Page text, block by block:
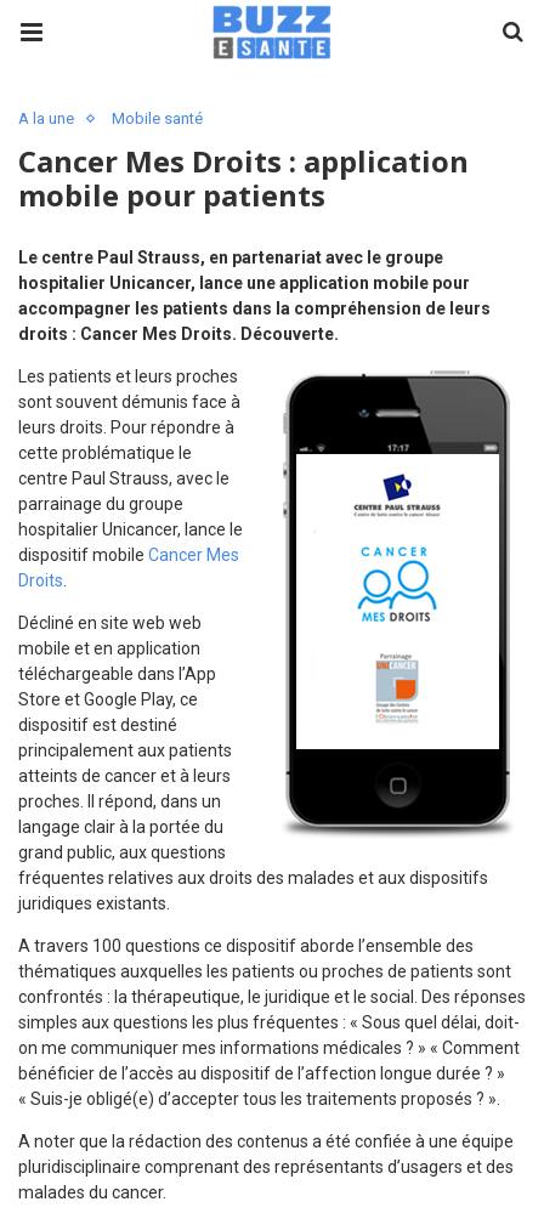
A la une Mobile santé
Cancer Mes Droits : application
mobile pour patients
Le centre Paul Strauss, en partenariat avec le groupe
hospitalier Unicancer, lance une application mobile pour
accompagner les patients dans la compréhension de leurs
droits : Cancer Mes Droits. Découverte.
Les patients et leurs proches
sont souvent démunis face à
leurs droits. Pour répondre à
cette problématique le
centre Paul Strauss, avec le
parrainage du groupe
hospitalier Unicancer, lance le
dispositif mobile Cancer Mes
Droits
Décliné en site web web
mobile et en application
téléchargeable dans l’App
Store et Google Play, ce
dispositif est destiné
principalement aux patients
atteints de cancer et à leurs
proches. Il répond, dans un
langage clair à la portée du
grand public, aux questions
fréquentes relatives aux droits des malades et aux dispositifs
juridiques existants.
A travers 100 questions ce dispositif aborde l’ensemble des
thématiques auxquelles les patients ou proches de patients sont
confrontés : la thérapeutique, le juridique et le social. Des réponses
simples aux questions les plus fréquentes : « Sous quel délai, doit-
on me communiquer mes informations médicales ? » « Comment
bénéficier de l’accès au dispositif de l’affection longue durée ? »
« Suis-je obligé(e) d’accepter tous les traitements proposés ? ».
A noter que la rédaction des contenus a été confiée à une équipe
pluridisciplinaire comprenant des représentants d’usagers et des
malades du cancer.